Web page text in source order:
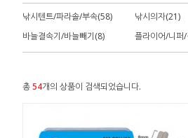
낚시텐트/파라솔/부속(58) 낚시의자(21)
바늘결속기/바늘빼기(8)
플라이어/니퍼
총54개의 상품이 검색되었습니다.